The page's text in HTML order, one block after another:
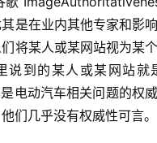
是在业内其他专家和影
将某人或某网站视为某
说到的某人或某网站就
电动汽车相关问题的权
们几乎没有权威性可言。